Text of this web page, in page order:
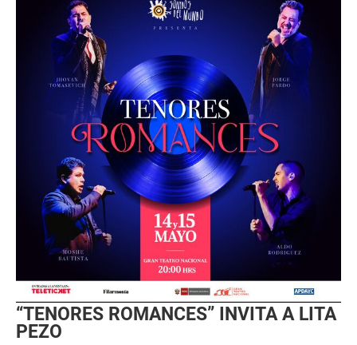
“TENORES ROMANCES” INVITA A LITA
PEZO